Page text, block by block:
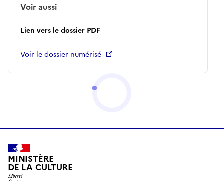
Voir aussi
Lien vers le dossier PDF
Voir le dossier numérisé
MINISTÈRE
DE LA CULTURE